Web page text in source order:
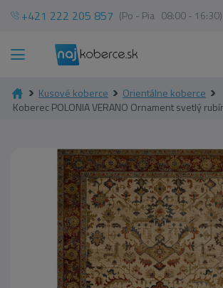
+421 222 205 857 (Po - Pia 08:00 - 16:30)
Kusové koberce
Orientálne koberce
Koberec POLONIA VERANO Ornament svetlý